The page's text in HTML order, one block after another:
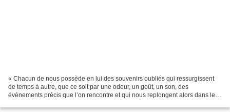
« Chacun de nous possède en lui des souvenirs oubliés qui ressurgissent
de temps à autre, que ce soit par une odeur, un goût, un son, des
événements précis que l’on rencontre et qui nous replongent alors dans le